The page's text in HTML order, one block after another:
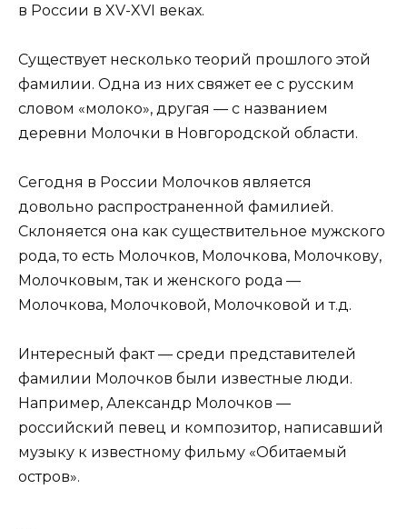
в России в XV-XVI веках.
Существует несколько теорий прошлого этой
фамилии. Одна из них свяжет ее с русским
словом «молоко», другая — с названием
деревни Молочки в Новгородской области.
Сегодня в России Молочков является
довольно распространенной фамилией.
Склоняется она как существительное мужского
рода, то есть Молочков, Молочкова, Молочкову,
Молочковым, так и женского рода —
Молочкова, Молочковой, Молочковой и т.д.
Интересный факт — среди представителей
фамилии Молочков были известные люди.
Например, Александр Молочков —
российский певец и композитор, написавший
музыку к известному фильму «Обитаемый
остров».